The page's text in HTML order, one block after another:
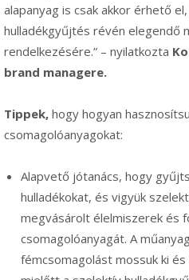
alapanyag is csak akkor érhető
hulladékgyűjtés révén elegendő
rendelkezésére.” – nyilatkozta
brand managere.
Tippek, hogy hogyan
csomagolóanyagokat:
Alapvető jótanács, hogy
hulladékokat, és vigyük
megvásárolt élelmiszerek és
csomagolóanyagát. A
fémcsomagolást mossuk ki